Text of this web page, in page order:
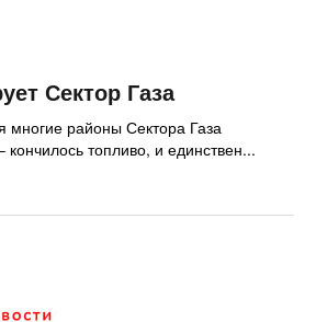
Сектор Газа
многие районы Сектора Газа
кончилось топливо, и единствен...